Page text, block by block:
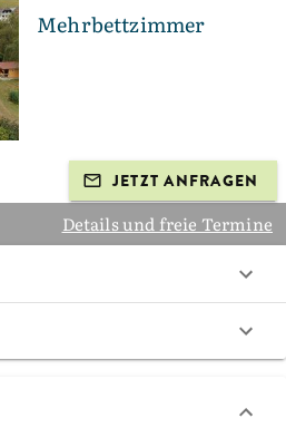
Mehrbettzimmer
JETZT ANFRAGEN
Details und freie Termine